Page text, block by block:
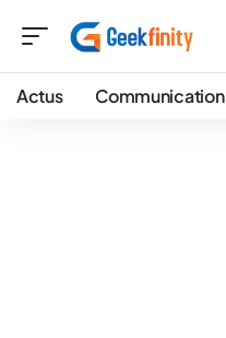
Actus Communication